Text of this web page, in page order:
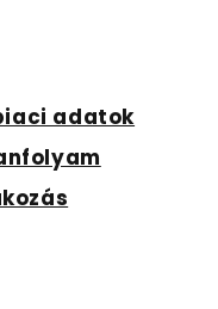
adatok